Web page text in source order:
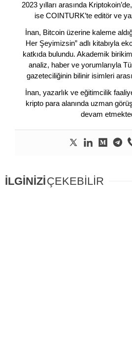
2023 yılları arasında
ise COINTURK’te editör ve
İnan, Bitcoin üzerine kaleme
Her Şeyimizsin” adlı kitabıyla
katkıda bulundu. Akademik
analiz, haber ve yorumlarıyla
gazeteciliğinin bilinir isimleri
İnan, yazarlık ve eğitimcilik
kripto para alanında uzman
devam
İLGİNİZİÇEKEBİLİR